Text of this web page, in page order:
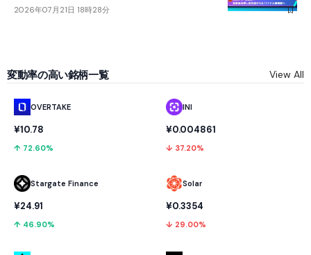
2026年07月21日 18時28分
変動率の高い銘柄一覧 View All
OVERTAKE
¥10.78
↑ 72.60%
Stargate Finance
¥24.91
↑ 46.90%
INI
¥0.004861
↓ 37.20%
Solar
¥0.3354
↓ 29.00%